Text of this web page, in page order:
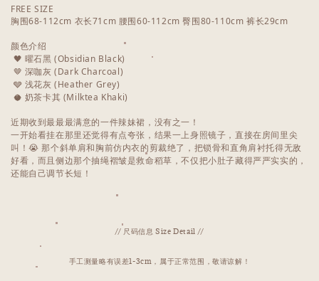
FREE SIZE
胸围68-112cm 衣长71cm 腰围60-112cm 臀围80-110cm 裤长29cm
颜色介绍
🖤 曜石黑 (Obsidian Black)
🤎 深咖灰 (Dark Charcoal)
🩶 浅花灰 (Heather Grey)
🥥 奶茶卡其 (Milktea Khaki)
近期收到最最最满意的一件辣妹裙，没有之一！
一开始看挂在那里还觉得有点夸张，结果一上身照镜子，直接在房间里尖
叫！😭 那个斜单肩和胸前仿内衣的剪裁绝了，把锁骨和直角肩衬托得无敌
好看，而且侧边那个抽绳褶皱是救命稻草，不仅把小肚子藏得严严实实的，
还能自己调节长短！
// 尺码信息 Size Detail //
手工测量略有误差1-3cm，属于正常范围，敬请谅解！